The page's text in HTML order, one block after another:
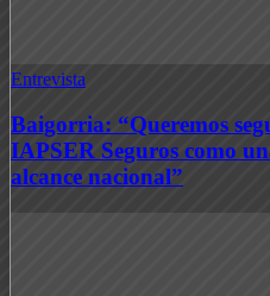
Entrevista
Baigorria: “Queremos
IAPSER Seguros como
alcance nacional”